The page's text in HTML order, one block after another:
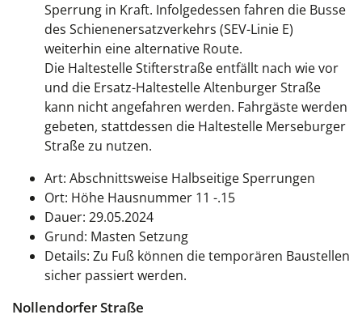
Sperrung in Kraft. Infolgedessen fahren die Busse
des Schienenersatzverkehrs (SEV-Linie E)
weiterhin eine alternative Route.
Die Haltestelle Stifterstraße entfällt nach wie vor
und die Ersatz-Haltestelle Altenburger Straße
kann nicht angefahren werden. Fahrgäste werden
gebeten, stattdessen die Haltestelle Merseburger
Straße zu nutzen.
Art: Abschnittsweise Halbseitige Sperrungen
Ort: Höhe Hausnummer 11 -.15
Dauer: 29.05.2024
Grund: Masten Setzung
Details: Zu Fuß können die temporären Baustellen
sicher passiert werden.
Nollendorfer Straße